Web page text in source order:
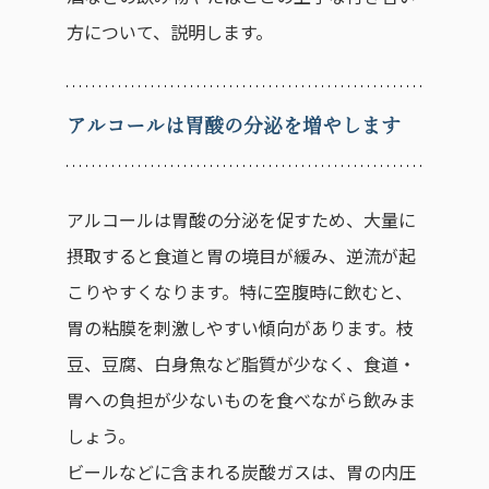
方について、説明します。
アルコールは胃酸の分泌を増やします
アルコールは胃酸の分泌を促すため、大量に
摂取すると食道と胃の境目が緩み、逆流が起
こりやすくなります。特に空腹時に飲むと、
胃の粘膜を刺激しやすい傾向があります。枝
豆、豆腐、白身魚など脂質が少なく、食道・
胃への負担が少ないものを食べながら飲みま
しょう。
ビールなどに含まれる炭酸ガスは、胃の内圧